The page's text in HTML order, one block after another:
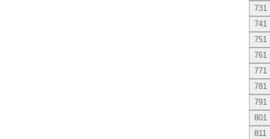
731
741
751
761
771
781
791
801
811